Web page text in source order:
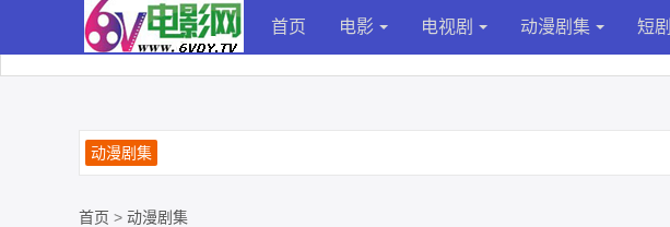
首页 电影 电视剧 动漫剧集 短剧
动漫剧集
首页 > 动漫剧集